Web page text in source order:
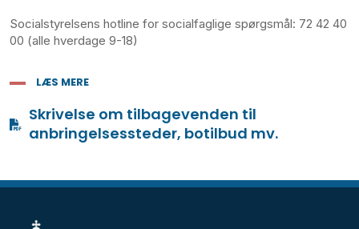
Socialstyrelsens hotline for socialfaglige spørgsmål: 72 42 40
00 (alle hverdage 9-18)
LÆS MERE
Skrivelse om tilbagevenden til
anbringelsessteder, botilbud mv.